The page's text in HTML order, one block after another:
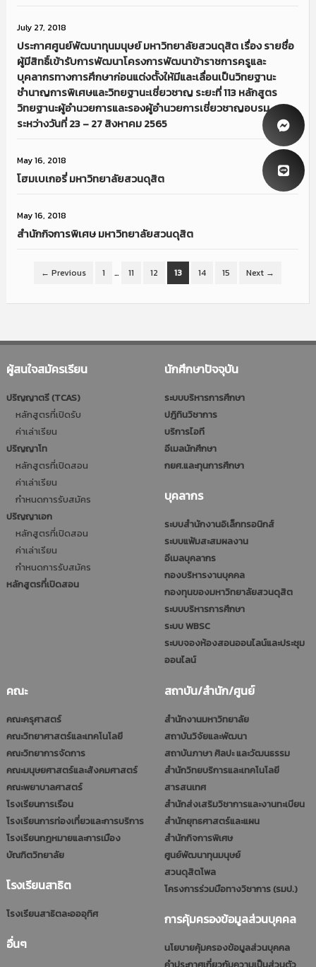
July 27, 2018
ประกาศศูนย์พัฒนาทุนมนุษย์ มหาวิทยาลัยสวนดุสิต เรื่อง รายชื่อ
ผู้มีสิทธิ์เข้ารับการพัฒนาโครงการพัฒนาข้าราชการครูและ
บุคลากรทางการศึกษาก่อนแต่งตั้งให้มีและเลื่อนเป็นวิทยฐานะ
ชำนาญการพิเศษและวิทยฐานะเชี่ยวชาญ ระยะที่ 113 หลักสูตร
วิทยฐานะผู้อำนวยการและรองผู้อำนวยการเชี่ยวชาญอบรม
ระหว่างวันที่ 23 – 27 สิงหาคม 2565
May 16, 2018
โฮมเบเกอรี่ มหาวิทยาลัยสวนดุสิต
May 16, 2018
สำนักกิจการพิเศษ มหาวิทยาลัยสวนดุสิต
← Previous 1 … 11 12 13 14 15 Next →
ผู้สนใจสมัครเรียน
ปริญญาตรี (TCAS)
หลักสูตรที่เปิดรับ
ค่าเล่าเรียน
ปริญญาโท
หลักสูตรที่เปิดสอน
ค่าเล่าเรียน
กำหนดการรับสมัคร
ปริญญาเอก
หลักสูตรที่เปิดสอน
ค่าเล่าเรียน
กำหนดการรับสมัคร
หลักสูตรที่เปิดสอน
นักศึกษาปัจจุบัน
ระบบบริหารการศึกษา
ปฎิทินวิชาการ
บริการไอที
อีเมลนักศึกษา
กยศ.และทุนการศึกษา
บุคลากร
ระบบสำนักงานอิเล็กทรอนิกส์
ระบบแฟ้มสะสมผลงาน
อีเมลบุคลากร
กองบริหารงานบุคคล
กองทุนของมหาวิทยาลัยสวนดุสิต
ระบบบริหารการศึกษา
ระบบ WBSC
ระบบจองห้องสอนออนไลน์และประชุม
ออนไลน์
คณะ
คณะครุศาสตร์
คณะวิทยาศาสตร์และเทคโนโลยี
คณะวิทยาการจัดการ
คณะมนุษยศาสตร์และสังคมศาสตร์
คณะพยาบาลศาสตร์
โรงเรียนการเรือน
โรงเรียนการท่องเที่ยวและการบริการ
โรงเรียนกฎหมายและการเมือง
บัณฑิตวิทยาลัย
โรงเรียนสาธิต
โรงเรียนสาธิตละอออุทิศ
อื่นๆ
สถาบัน/สำนัก/ศูนย์
สำนักงานมหาวิทยาลัย
สถาบันวิจัยและพัฒนา
สถาบันภาษา ศิลปะ และวัฒนธรรม
สำนักวิทยบริการและเทคโนโลยี
สารสนเทศ
สำนักส่งเสริมวิชาการและงานทะเบียน
สำนักยุทธศาสตร์และแผน
สำนักกิจการพิเศษ
ศูนย์พัฒนาทุนมนุษย์
สวนดุสิตโพล
โครงการร่วมมือทางวิชาการ (รมป.)
การคุ้มครองข้อมูลส่วนบุคคล
นโยบายคุ้มครองข้อมูลส่วนบุคคล